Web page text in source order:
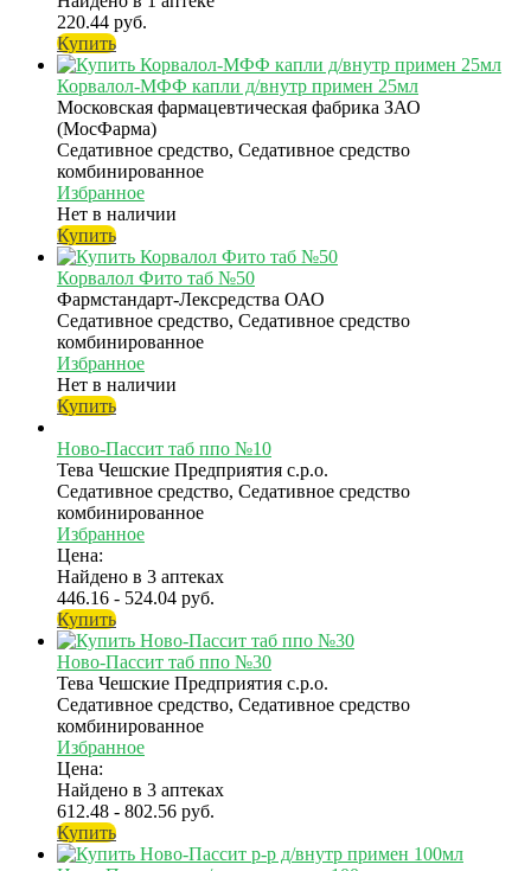
220.44 руб.
Купить
Корвалол-МФФ капли д/внутр примен 25мл
Московская фармацевтическая фабрика ЗАО
(МосФарма)
Седативное средство, Седативное средство
комбинированное
Избранное
Нет в наличии
Купить
Корвалол Фито таб №50
Фармстандарт-Лексредства ОАО
Седативное средство, Седативное средство
комбинированное
Избранное
Нет в наличии
Купить
Ново-Пассит таб ппо №10
Тева Чешские Предприятия с.р.о.
Седативное средство, Седативное средство
комбинированное
Избранное
Цена:
Найдено в 3 аптеках
446.16 - 524.04 руб.
Купить
Ново-Пассит таб ппо №30
Тева Чешские Предприятия с.р.о.
Седативное средство, Седативное средство
комбинированное
Избранное
Цена:
Найдено в 3 аптеках
612.48 - 802.56 руб.
Купить